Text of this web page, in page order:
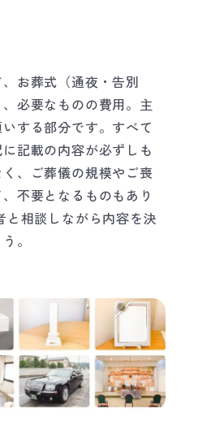
お葬式（通夜・告別
必要なものの費用。主
する部分です。すべて
記載の内容が必ずしも
、ご葬儀の規模やご喪
不要となるものもあり
と相談しながら内容を決
。